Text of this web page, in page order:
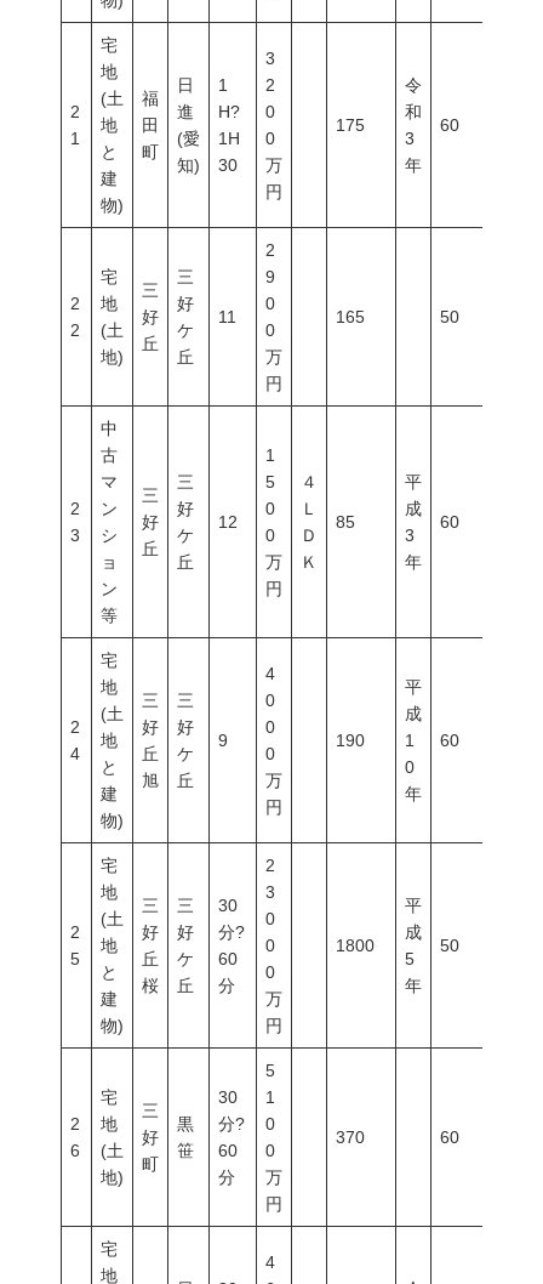
2
1
宅
地
(土
地
と
建
物)
福
田
町
日
進
(愛
知)
1
H?
1H
30
3
2
0
0
万
円
175
令
和
3
年
60
2
2
宅
地
(土
地)
三
好
丘
三
好
ケ
丘
11
2
9
0
0
万
円
165 50
2
3
中
古
マ
ン
シ
ョ
ン
等
三
好
丘
三
好
ケ
丘
12
1
5
0
0
万
円
４
Ｌ
Ｄ
Ｋ
85
平
成
3
年
60
2
4
宅
地
(土
地
と
建
物)
三
好
丘
旭
三
好
ケ
丘
9
4
0
0
0
万
円
190
平
成
1
0
年
60
2
5
宅
地
(土
地
と
建
物)
三
好
丘
桜
三
好
ケ
丘
30
分?
60
分
2
3
0
0
0
万
円
1800
平
成
5
年
50
2
6
宅
地
(土
地)
三
好
町
黒
笹
30
分?
60
分
5
1
0
0
万
円
370 60
宅
地
4